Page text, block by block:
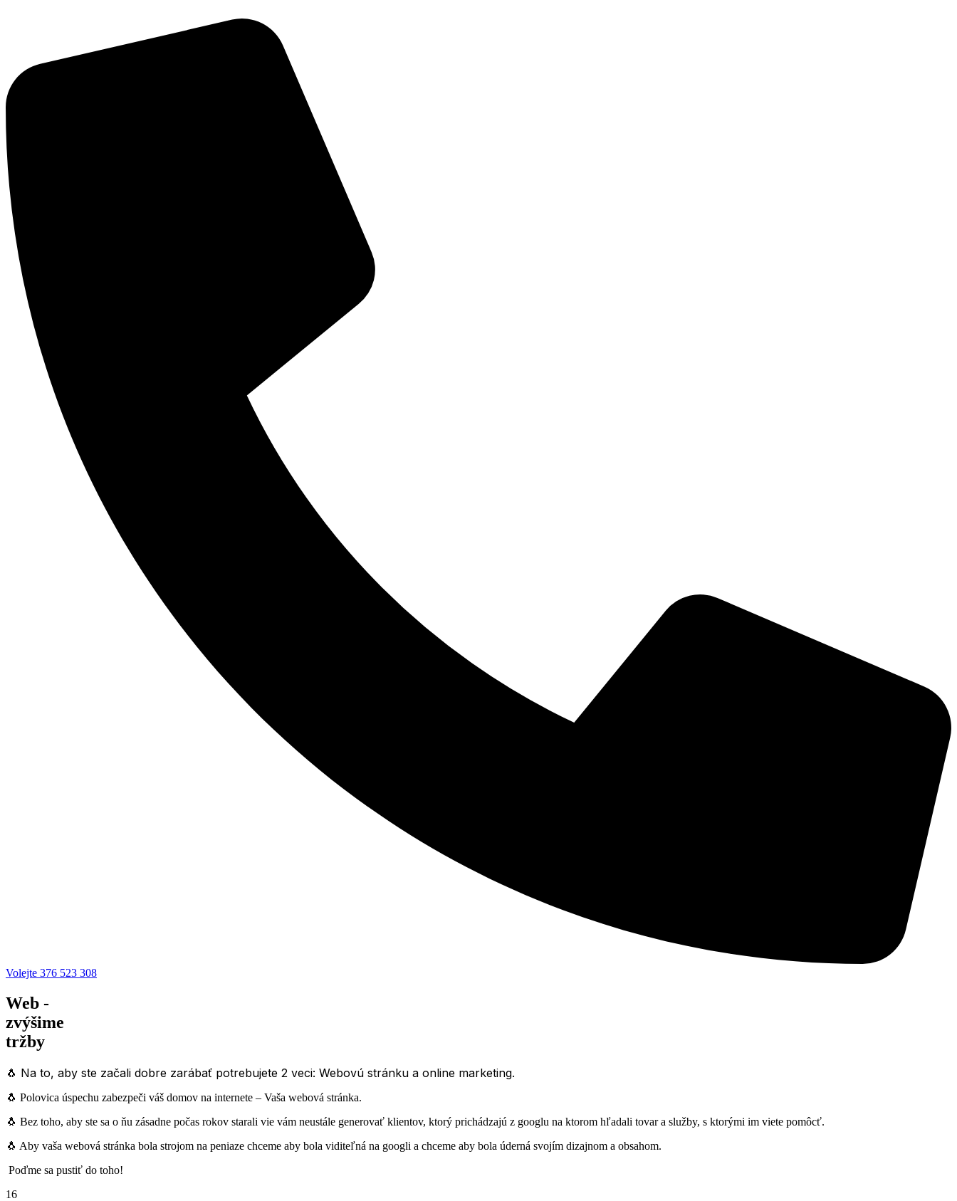
Volejte 376 523 308
Web -
zvýšime
tržby
🐧 Na to, aby ste začali dobre zarábať potrebujete 2 veci: Webovú stránku a online marketing.
🐧 Polovica úspechu zabezpeči váš domov na internete – Vaša webová stránka.
🐧 Bez toho, aby ste sa o ňu zásadne počas rokov starali vie vám neustále generovať klientov, ktorý prichádzajú z googlu na ktorom hľadali tovar a služby, s ktorými im viete pomôcť.
🐧 Aby vaša webová stránka bola strojom na peniaze chceme aby bola viditeľná na googli a chceme aby bola úderná svojím dizajnom a obsahom.
Poďme sa pustiť do toho!
16